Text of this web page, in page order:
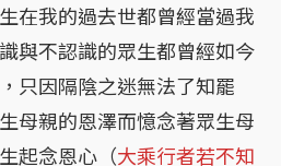
我的過去世都曾經當過我
與不認識的眾生都曾經如今
只因隔陰之迷無法了知罷
母親的恩澤而憶念著眾生母
起念恩心（大乘行者若不知